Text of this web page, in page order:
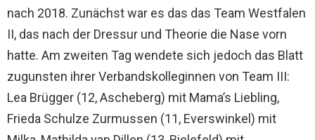
nach 2018. Zunächst war es das das Team Westfalen
II, das nach der Dressur und Theorie die Nase vorn
hatte. Am zweiten Tag wendete sich jedoch das Blatt
zugunsten ihrer Verbandskolleginnen von Team III:
Lea Brügger (12, Ascheberg) mit Mama’s Liebling,
Frieda Schulze Zurmussen (11, Everswinkel) mit